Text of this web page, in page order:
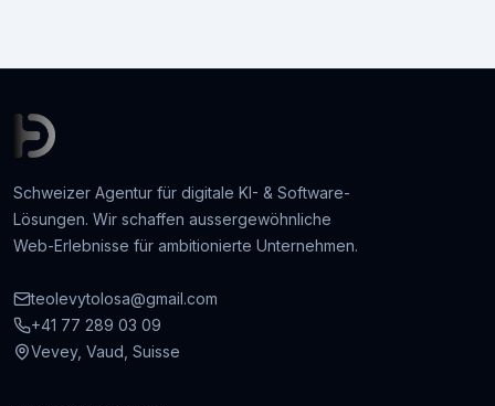
Schweizer Agentur für digitale KI- & Software-
Lösungen. Wir schaffen aussergewöhnliche
Web-Erlebnisse für ambitionierte Unternehmen.
teolevytolosa@gmail.com
+41 77 289 03 09
Vevey, Vaud, Suisse